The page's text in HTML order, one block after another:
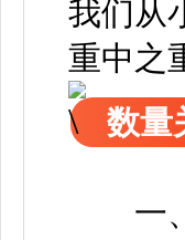
我们从
重中之
数量
一、